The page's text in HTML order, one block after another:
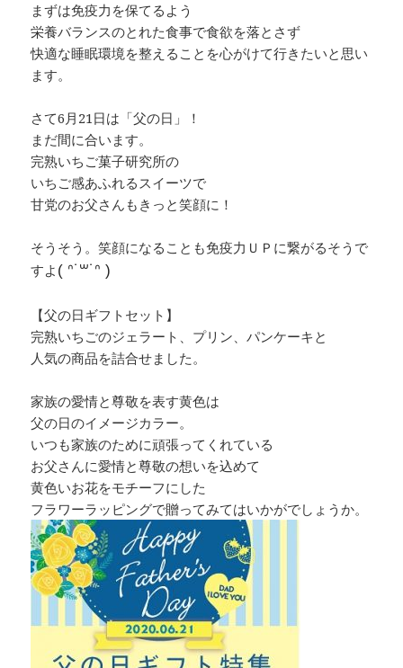
まずは免疫力を保てるよう
栄養バランスのとれた食事で食欲を落とさず
快適な睡眠環境を整えることを心がけて行きたいと思い
ます。
さて6月21日は「父の日」！
まだ間に合います。
完熟いちご菓子研究所の
いちご感あふれるスイーツで
甘党のお父さんもきっと笑顔に！
そうそう。笑顔になることも免疫力ＵＰに繋がるそうで
すよ ( ᐢ˙꒳​˙ᐢ )
【父の日ギフトセット】
完熟いちごのジェラート、プリン、パンケーキと
人気の商品を詰合せました。
家族の愛情と尊敬を表す黄色は
父の日のイメージカラー。
いつも家族のために頑張ってくれている
お父さんに愛情と尊敬の想いを込めて
黄色いお花をモチーフにした
フラワーラッピングで贈ってみてはいかがでしょうか。